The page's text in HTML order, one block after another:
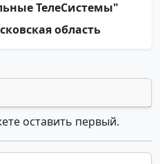
ТелеСистемы"
область
оставить первый.